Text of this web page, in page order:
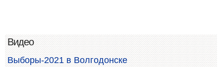
Видео
Выборы-2021 в Волгодонске